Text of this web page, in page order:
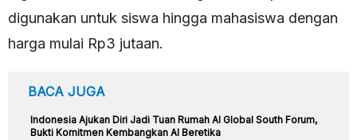
digunakan untuk siswa hingga mahasiswa dengan
harga mulai Rp3 jutaan.
BACA JUGA
Indonesia Ajukan Diri Jadi Tuan Rumah AI Global South Forum,
Bukti Komitmen Kembangkan AI Beretika